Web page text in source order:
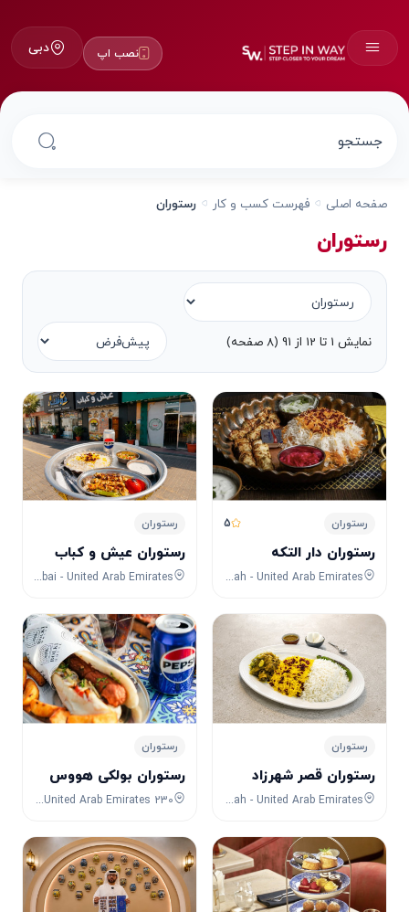
نصب اپ دبی
صفحه اصلی فهرست کسب و کار رستوران
رستوران
نمایش 1 تا 12 از 91 (8 صفحه)
رستوران 5
رستوران دار التکه
8F53+FPG - University City Rd - Muwaileh Commercial - Industrial Area - Sharjah - United Arab Emirates
رستوران
رستوران عیش و کباب
6GJ2+VW7 - Al Khawaneej - Al Khawaneej 1 - Dubai - United Arab Emirates
رستوران
رستوران قصر شهرزاد
Corniche ,khor fakkan - 985X+FCG - Hayawa 3 - Sharjah - United Arab Emirates
رستوران
رستوران بولکی هووس
230 Jumeirah St - Jumeirah - Jumeirah 1 - Dubai - United Arab Emirates